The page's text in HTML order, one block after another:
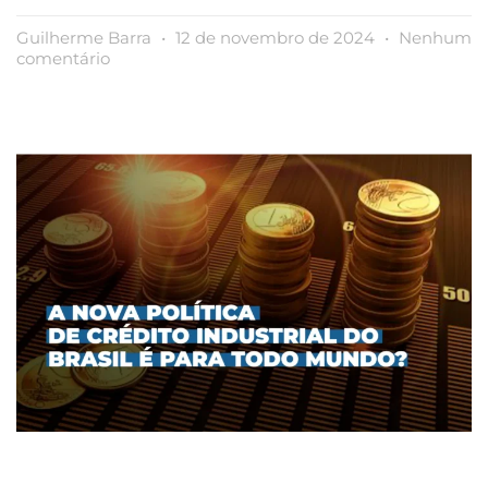
Guilherme Barra 12 de novembro de 2024
Nenhum
comentário